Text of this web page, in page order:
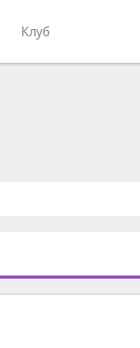
Клуб